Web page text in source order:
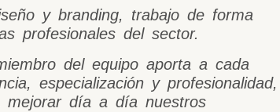
y branding, trabajo de forma
profesionales del sector.
del equipo aporta a cada
especialización y profesionalidad,
día a día nuestros